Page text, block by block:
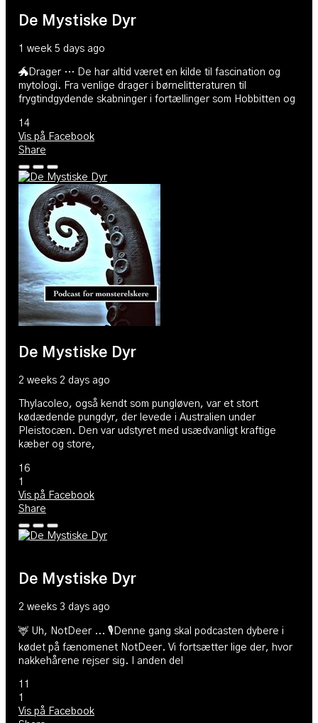
De Mystiske Dyr
1 week 5 days ago
🐲Drager … De har altid været en kilde til fascination og
mytologi. Fra venlige drager i børnelitteraturen til
frygtindgydende skabninger i fortællinger som Hobbitten og
14
Vis på Facebook
Share
De Mystiske Dyr
2 weeks 2 days ago
Thylacoleo, også kendt som pungløven, var et stort
kødædende pungdyr, der levede i Australien under
Pleistocæn. Den var udstyret med usædvanligt kraftige
kæber og store,
16
1
Vis på Facebook
Share
De Mystiske Dyr
2 weeks 3 days ago
🦌 Uh, NotDeer ... 🎙️Denne gang skal podcasten dybere i
kødet på fænomenet NotDeer. Vi fortsætter lige der, hvor
nakkehårene rejser sig. I anden del
11
1
Vis på Facebook